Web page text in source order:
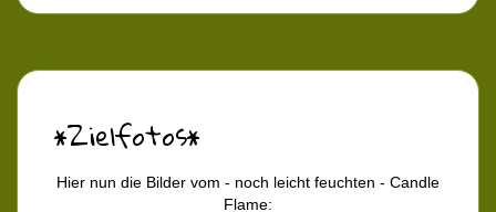
*Zielfotos*
Hier nun die Bilder vom - noch leicht feuchten - Candle
Flame: